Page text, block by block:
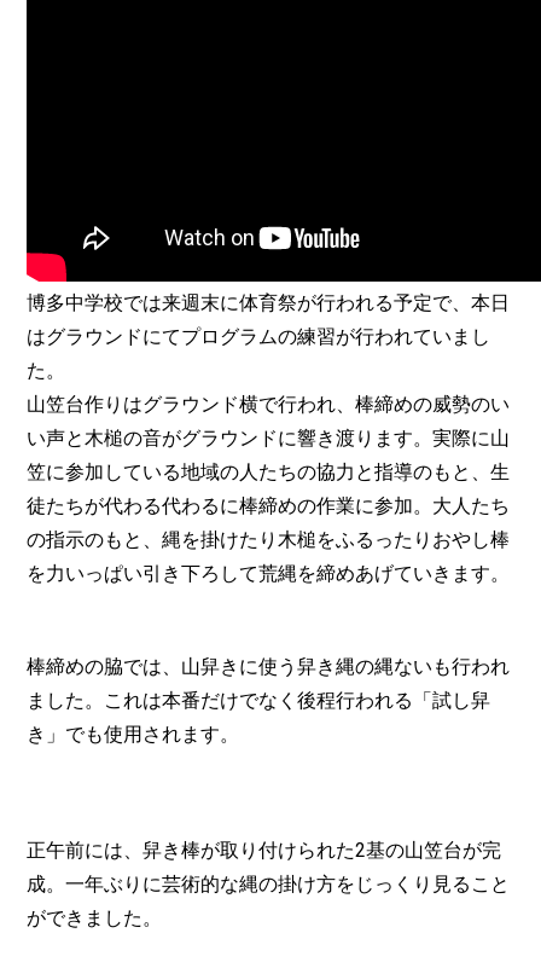
博多中学校では来週末に体育祭が行われる予定で、本日
はグラウンドにてプログラムの練習が行われていまし
た。
山笠台作りはグラウンド横で行われ、棒締めの威勢のい
い声と木槌の音がグラウンドに響き渡ります。実際に山
笠に参加している地域の人たちの協力と指導のもと、生
徒たちが代わる代わるに棒締めの作業に参加。大人たち
の指示のもと、縄を掛けたり木槌をふるったりおやし棒
を力いっぱい引き下ろして荒縄を締めあげていきます。
棒締めの脇では、山舁きに使う舁き縄の縄ないも行われ
ました。これは本番だけでなく後程行われる「試し舁
き」でも使用されます。
正午前には、舁き棒が取り付けられた2基の山笠台が完
成。一年ぶりに芸術的な縄の掛け方をじっくり見ること
ができました。